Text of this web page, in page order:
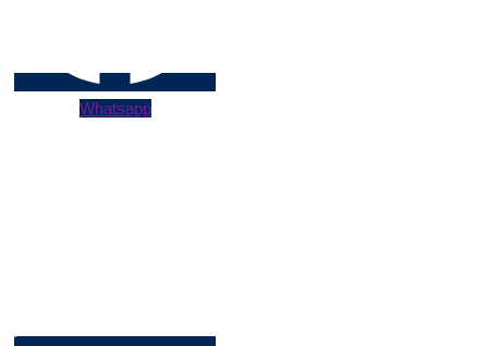
Whatsapp